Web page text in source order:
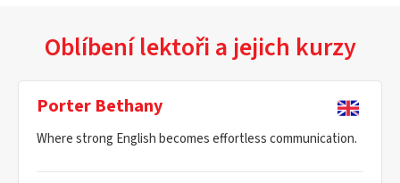
Oblíbení lektoři a jejich kurzy
Porter Bethany
Where strong English becomes effortless communication.